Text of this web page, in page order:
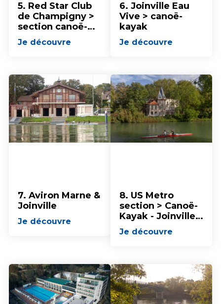
5. Red Star Club
de Champigny >
section canoë-
kayak
Je découvre
6. Joinville Eau
Vive > canoë-
kayak
Je découvre
7. Aviron Marne &
Joinville
Je découvre
8. US Metro
section > Canoë-
Kayak - Joinville-
le-Pont
Je découvre